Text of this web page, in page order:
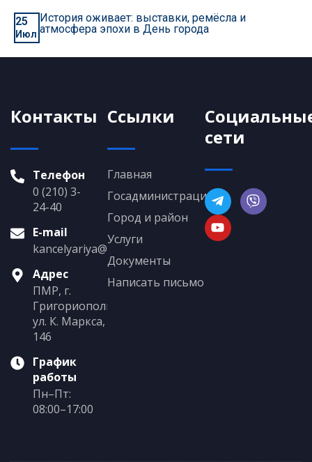
25
Июл
История оживает: выставки, ремёсла и
атмосфера эпохи в День города
Контакты
Телефон
0 (210) 3-
24-40
E-mail
kancelyariya@grigoriopol.gospmr.org
Адрес
ПМР, г.
Григориополь,
ул. К. Маркса,
146
График
работы
Пн–Пт:
08:00–17:00
Ссылки
Главная
Госадминистрация
Город и район
Услуги
Документы
Написать письмо
сети